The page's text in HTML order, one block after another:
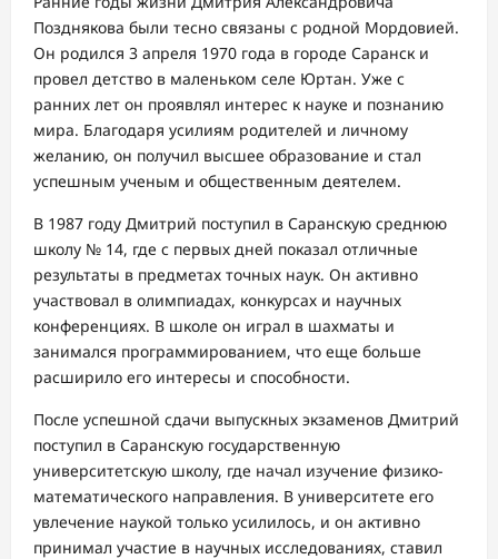
Позднякова были тесно связаны с родной Мордовией.
Он родился 3 апреля 1970 года в городе Саранск и
провел детство в маленьком селе Юртан. Уже с
ранних лет он проявлял интерес к науке и познанию
мира. Благодаря усилиям родителей и личному
желанию, он получил высшее образование и стал
успешным ученым и общественным деятелем.
В 1987 году Дмитрий поступил в Саранскую среднюю
школу № 14, где с первых дней показал отличные
результаты в предметах точных наук. Он активно
участвовал в олимпиадах, конкурсах и научных
конференциях. В школе он играл в шахматы и
занимался программированием, что еще больше
расширило его интересы и способности.
После успешной сдачи выпускных экзаменов Дмитрий
поступил в Саранскую государственную
университетскую школу, где начал изучение физико-
математического направления. В университете его
увлечение наукой только усилилось, и он активно
принимал участие в научных исследованиях, ставил